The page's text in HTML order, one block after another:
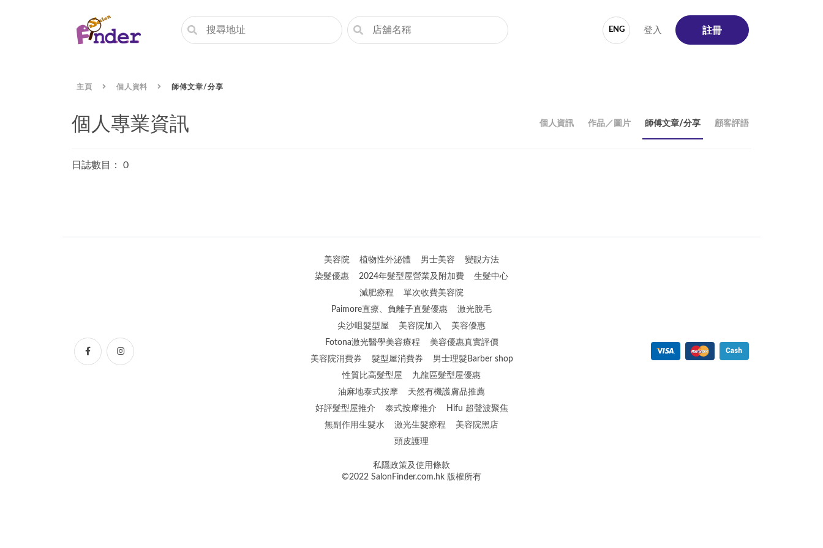
ENG 登入 註冊
主頁 個人資料 師傅文章/分享
個人專業資訊 個人資訊 作品／圖片 師傅文章/分享 顧客評語
日誌數目： 0
美容院 植物性外泌體 男士美容
變靚方法
染髮優惠
2024年髮型屋營業及附加費
生髮中心
減肥療程
單次收費美容院
Paimore直療、負離子直髮優惠
激光脫毛
尖沙咀髮型屋
美容院加入
美容優惠
Fotona激光醫學美容療程
美容優惠真實評價
美容院消費券
髮型屋消費券
男士理髮Barber shop
性質比高髮型屋
九龍區髮型屋優惠
油麻地泰式按摩
天然有機護膚品推薦
好評髮型屋推介
泰式按摩推介
Hifu 超聲波聚焦
無副作用生髮水
激光生髮療程
美容院黑店
頭皮護理
私隱政策及使用條款
©2022 SalonFinder.com.hk 版權所有